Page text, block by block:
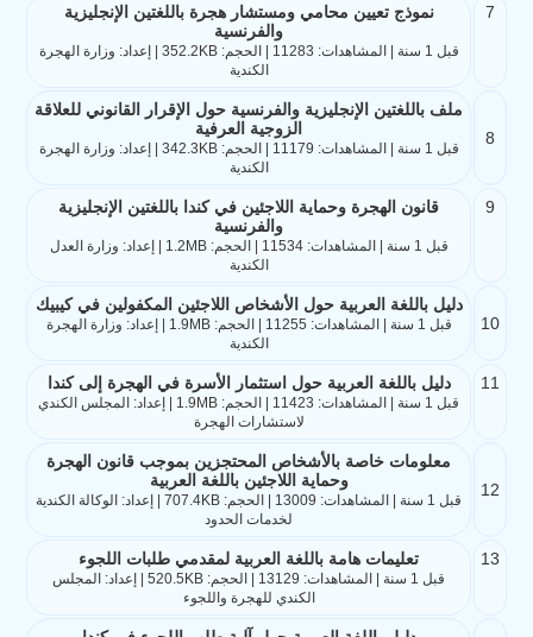
7
نموذج تعيين محامي ومستشار هجرة باللغتين الإنجليزية
والفرنسية
قبل 1 سنة | المشاهدات: 11283 | الحجم: 352.2KB | إعداد: وزارة الهجرة
الكندية
8
ملف باللغتين الإنجليزية والفرنسية حول الإقرار القانوني للعلاقة
الزوجية العرفية
قبل 1 سنة | المشاهدات: 11179 | الحجم: 342.3KB | إعداد: وزارة الهجرة
الكندية
9
قانون الهجرة وحماية اللاجئين في كندا باللغتين الإنجليزية
والفرنسية
قبل 1 سنة | المشاهدات: 11534 | الحجم: 1.2MB | إعداد: وزارة العدل
الكندية
10
دليل باللغة العربية حول الأشخاص اللاجئين المكفولين في كيبيك
قبل 1 سنة | المشاهدات: 11255 | الحجم: 1.9MB | إعداد: وزارة الهجرة
الكندية
11 دليل باللغة العربية حول استثمار الأسرة في الهجرة إلى كندا
قبل 1 سنة | المشاهدات: 11423 | الحجم: 1.9MB | إعداد: المجلس الكندي
لاستشارات الهجرة
12
معلومات خاصة بالأشخاص المحتجزين بموجب قانون الهجرة
وحماية اللاجئين باللغة العربية
قبل 1 سنة | المشاهدات: 13009 | الحجم: 707.4KB | إعداد: الوكالة الكندية
لخدمات الحدود
13 تعليمات هامة باللغة العربية لمقدمي طلبات اللجوء
قبل 1 سنة | المشاهدات: 13129 | الحجم: 520.5KB | إعداد: المجلس
الكندي للهجرة واللجوء